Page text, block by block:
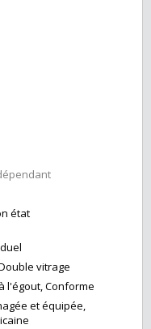
état
vitrage
l'égout, Conforme
et équipée,